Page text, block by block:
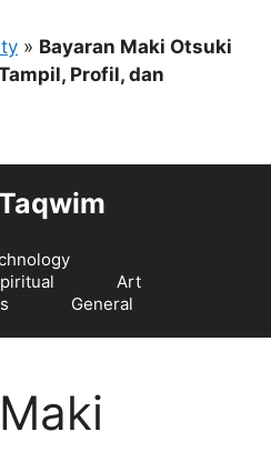
» Bayaran Maki Otsuki
Profil, dan
Art
General